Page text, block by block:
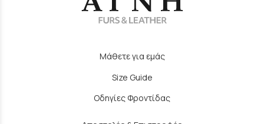
Μάθετε για εμάς
Size Guide
Οδηγίες Φροντίδας